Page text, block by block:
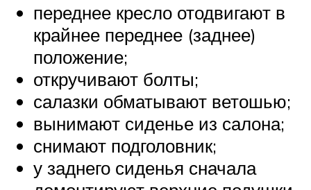
переднее кресло отодвигают в
крайнее переднее (заднее)
положение;
откручивают болты;
салазки обматывают ветошью;
вынимают сиденье из салона;
снимают подголовник;
у заднего сиденья сначала